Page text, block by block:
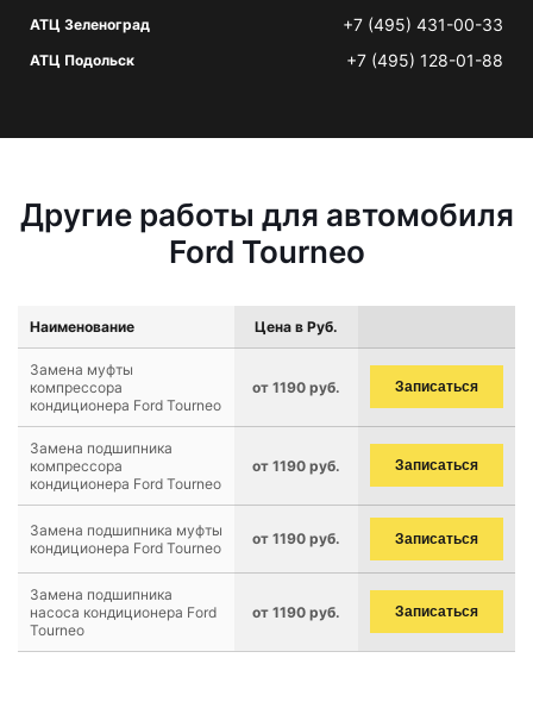
АТЦ Зеленоград +7 (495) 431-00-33
АТЦ Подольск +7 (495) 128-01-88
Другие работы для автомобиля
Ford Tourneo
Наименование Цена в Руб.
Замена муфты
компрессора
кондиционера Ford Tourneo
от 1190 руб. Записаться
Замена подшипника
компрессора
кондиционера Ford Tourneo
от 1190 руб. Записаться
Замена подшипника муфты
кондиционера Ford Tourneo
от 1190 руб. Записаться
Замена подшипника
насоса кондиционера Ford
Tourneo
от 1190 руб. Записаться